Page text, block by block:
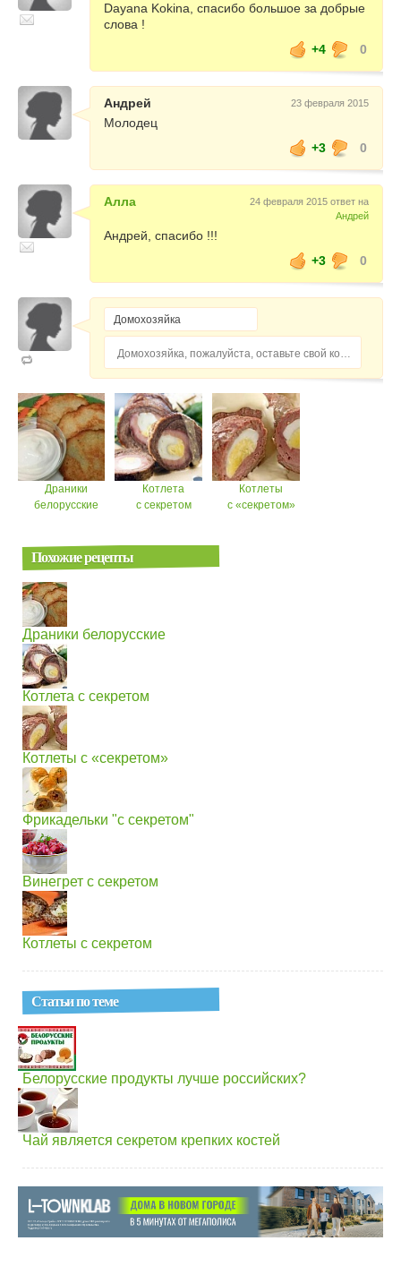
Dayana Kokina, спасибо большое за добрые
слова !
+4
0
Андрей 23 февраля 2015
Молодец
+3
0
Алла
24 февраля 2015 ответ на
Андрей
Андрей, спасибо !!!
+3
0
Домохозяйка, пожалуйста, оставьте свой комментарий...
Драники
белорусские
Котлета
с секретом
Котлеты
с «секретом»
Похожие рецепты
Драники белорусские
Котлета с секретом
Котлеты с «секретом»
Фрикадельки "с секретом"
Винегрет с секретом
Котлеты с секретом
Статьи по теме
Белорусские продукты лучше российских?
Чай является секретом крепких костей